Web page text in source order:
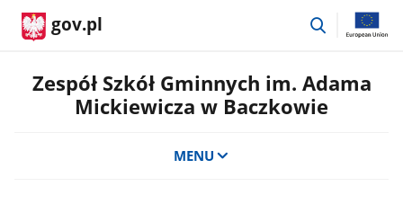
gov.pl
przejdź
Zespół Szkół Gminnych im. Adama
Mickiewicza w Baczkowie
MENU